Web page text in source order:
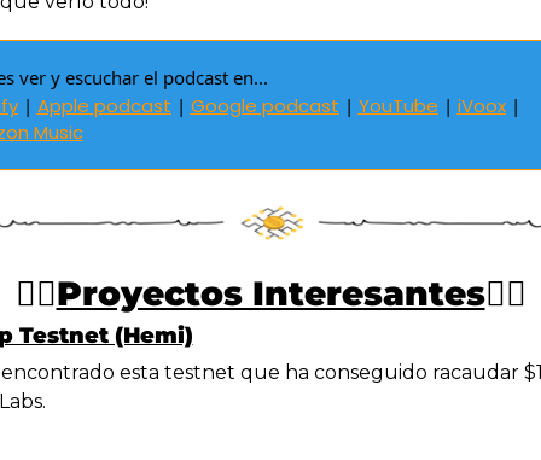
ver y escuchar el podcast en...
| Apple podcast | Google podcast | YouTube | iVoox
Music
✍🏻Proyectos Interesantes✍🏻
Testnet (Hemi)
esta testnet que ha conseguido racaudar